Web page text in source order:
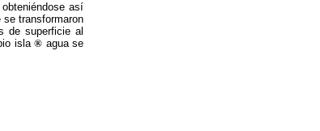
así
transformaron
de superficie al
isla® agua se